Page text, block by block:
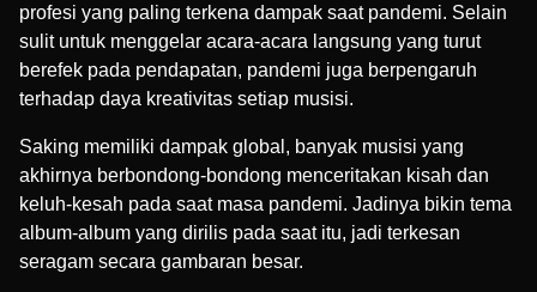
profesi yang paling terkena dampak saat pandemi. Selain
sulit untuk menggelar acara-acara langsung yang turut
berefek pada pendapatan, pandemi juga berpengaruh
terhadap daya kreativitas setiap musisi.
Saking memiliki dampak global, banyak musisi yang
akhirnya berbondong-bondong menceritakan kisah dan
keluh-kesah pada saat masa pandemi. Jadinya bikin tema
album-album yang dirilis pada saat itu, jadi terkesan
seragam secara gambaran besar.